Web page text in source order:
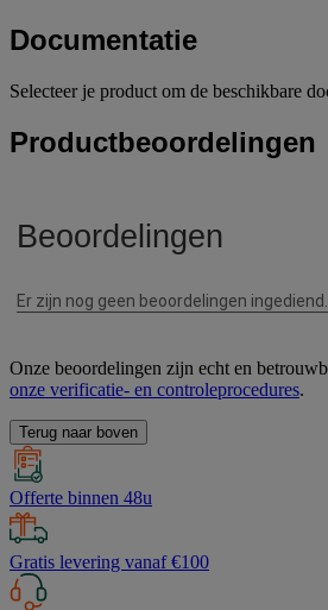
Documentatie
Selecteer je product om de beschikbare
Productbeoordelingen
Onze beoordelingen zijn echt en
onze verificatie- en controleprocedures.
Terug naar boven
Offerte binnen 48u
Gratis levering vanaf €100